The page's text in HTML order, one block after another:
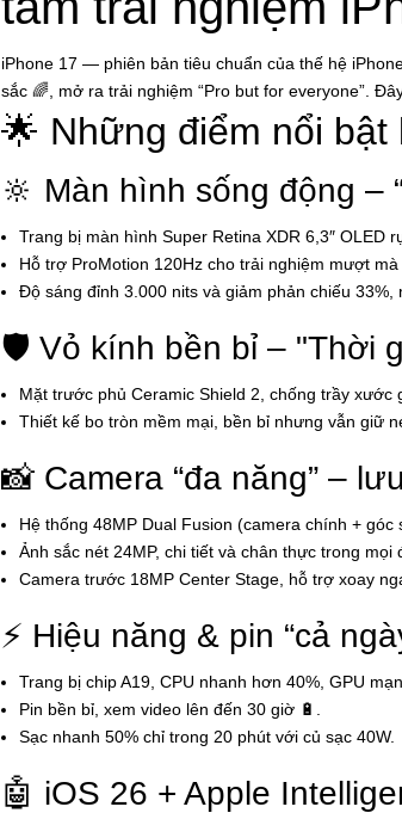
iPhone 17 — phiên bản tiêu chuẩn của thế hệ
sắc 🌈, mở ra trải nghiệm “Pro but for everyone”.
🌟 Những điểm nổi
🔆 Màn hình sống động –
Trang bị màn hình Super Retina XDR 6,3″ OLED
Hỗ trợ ProMotion 120Hz cho trải nghiệm mượt mà
Độ sáng đỉnh 3.000 nits và giảm phản chiếu 33%,
🛡️ Vỏ kính bền bỉ – "Thời
Mặt trước phủ Ceramic Shield 2, chống trầy xước
Thiết kế bo tròn mềm mại, bền bỉ nhưng vẫn giữ
📸 Camera “đa năng” –
Hệ thống 48MP Dual Fusion (camera chính + góc
Ảnh sắc nét 24MP, chi tiết và chân thực trong mọi
Camera trước 18MP Center Stage, hỗ trợ xoay
⚡ Hiệu năng & pin “cả
Trang bị chip A19, CPU nhanh hơn 40%, GPU
Pin bền bỉ, xem video lên đến 30 giờ 🔋.
Sạc nhanh 50% chỉ trong 20 phút với củ sạc 40W.
🤖 iOS 26 + Apple